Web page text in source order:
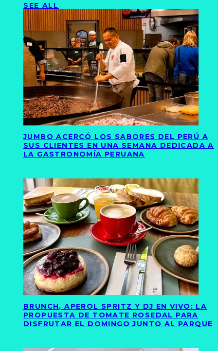
SEE ALL
JUMBO ACERCÓ LOS SABORES DEL PERÚ A
SUS CLIENTES EN UNA SEMANA DEDICADA A
LA GASTRONOMÍA PERUANA
BRUNCH, APEROL SPRITZ Y DJ EN VIVO: LA
PROPUESTA DE TOMATE ROSEDAL PARA
DISFRUTAR EL DOMINGO JUNTO AL PARQUE